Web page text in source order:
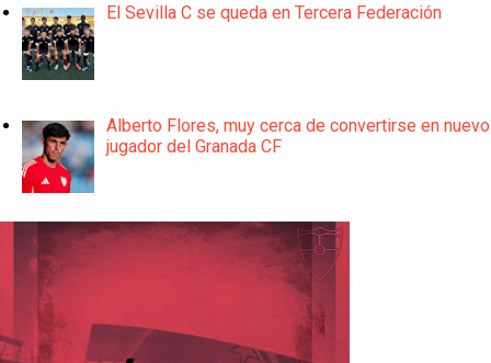
El Sevilla C se queda en Tercera Federación
Alberto Flores, muy cerca de convertirse en nuevo
jugador del Granada CF